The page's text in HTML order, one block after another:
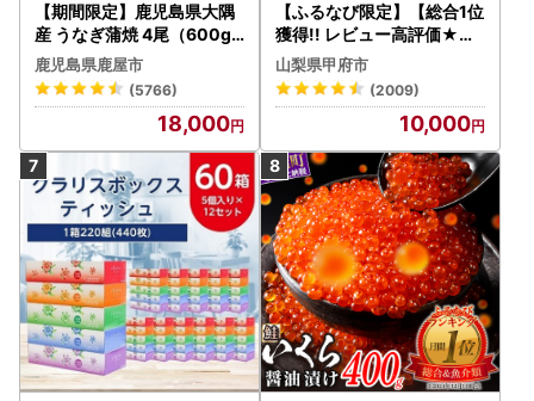
【期間限定】鹿児島県大隅
産 うなぎ蒲焼 4尾（600g
） KN007-004-04-cp18
うなぎ 鰻 魚 惣菜 総菜
鹿児島県鹿屋市
(5766)
18,000
【ふるなび限定】【総合1位
獲得!! レビュー高評価★】
〈2026年度配送分〉山梨
県産 シャインマスカット 2
～3房（1.0kg以上）シャイ
ン フルーツ FN-Limited-S
P
山梨県甲府市
(2009)
10,000